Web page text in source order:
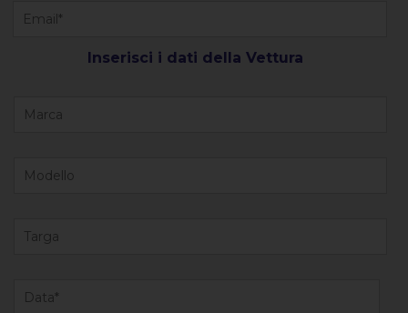
Inserisci i dati della Vettura